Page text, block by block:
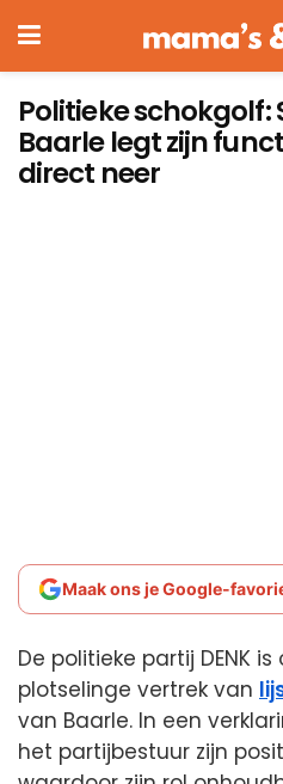
Politieke schokgolf:
Baarle legt zijn
direct neer
Maak ons je Google-
De politieke partij DENK
plotselinge vertrek van
van Baarle. In een
het partijbestuur zijn